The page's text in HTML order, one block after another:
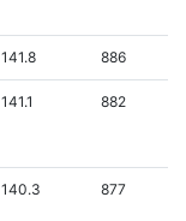
141.8 886
141.1 882
140.3 877